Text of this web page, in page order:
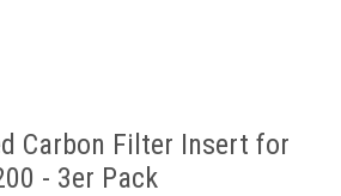
Carbon Filter Insert for
- 3er Pack